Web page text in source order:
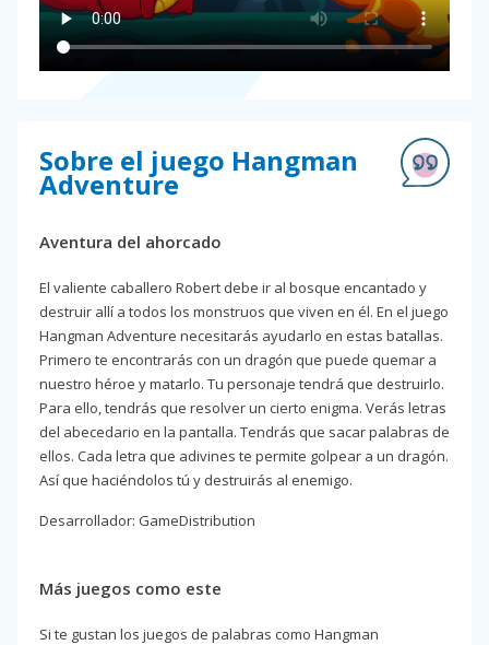
Sobre el juego Hangman
Adventure
Aventura del ahorcado
El valiente caballero Robert debe ir al bosque encantado y
destruir allí a todos los monstruos que viven en él. En el juego
Hangman Adventure necesitarás ayudarlo en estas batallas.
Primero te encontrarás con un dragón que puede quemar a
nuestro héroe y matarlo. Tu personaje tendrá que destruirlo.
Para ello, tendrás que resolver un cierto enigma. Verás letras
del abecedario en la pantalla. Tendrás que sacar palabras de
ellos. Cada letra que adivines te permite golpear a un dragón.
Así que haciéndolos tú y destruirás al enemigo.
Desarrollador: GameDistribution
Más juegos como este
Si te gustan los juegos de palabras como Hangman